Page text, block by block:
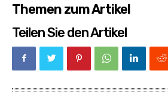
Themen zum Artikel
Teilen Sie den Artikel